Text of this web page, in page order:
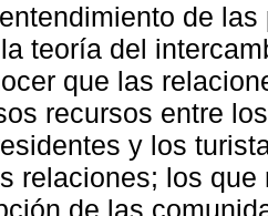
de
teoría del
que las
recursos entre
y los
relaciones; los
de las